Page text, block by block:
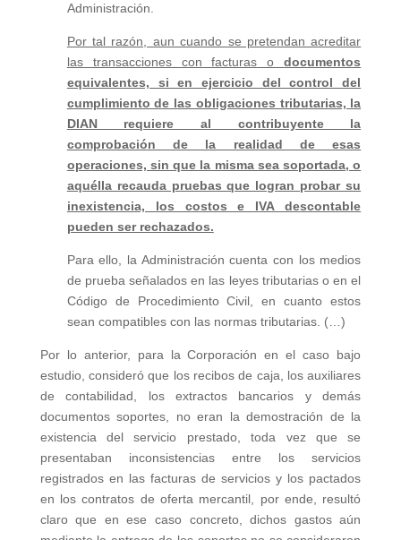
Administración.
Por tal razón, aun cuando se pretendan acreditar
las transacciones con facturas odocumentos
equivalentes, si en ejercicio del control del
cumplimiento de las obligaciones tributarias, la
DIAN requiere al contribuyente la
comprobación de la realidad de esas
operaciones, sin que la misma sea soportada, o
aquélla recauda pruebas que logran probar su
inexistencia, los costos e IVA descontable
pueden ser rechazados.
Para ello, la Administración cuenta con los medios
de prueba señalados en las leyes tributarias o en el
Código de Procedimiento Civil, en cuanto estos
sean compatibles con las normas tributarias. (…)
Por lo anterior, para la Corporación en el caso bajo
estudio, consideró que los recibos de caja, los auxiliares
de contabilidad, los extractos bancarios y demás
documentos soportes, no eran la demostración de la
existencia del servicio prestado, toda vez que se
presentaban inconsistencias entre los servicios
registrados en las facturas de servicios y los pactados
en los contratos de oferta mercantil, por ende, resultó
claro que en ese caso concreto, dichos gastos aún